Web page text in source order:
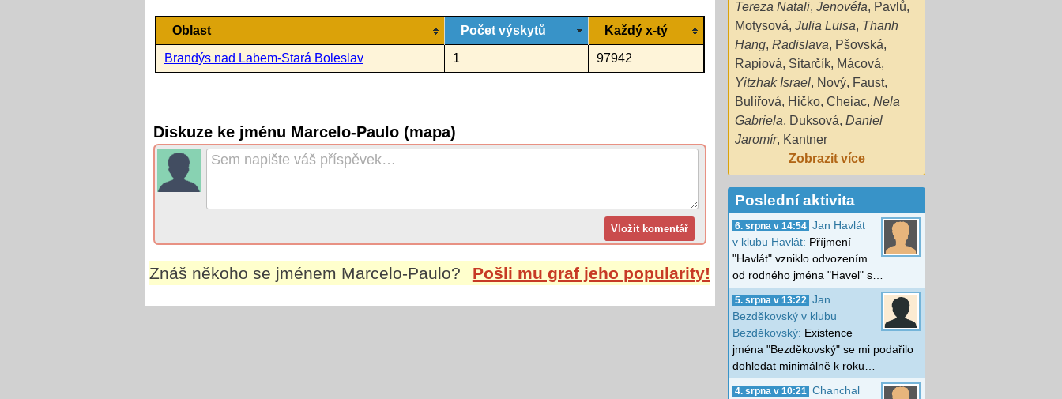
Oblast Počet výskytů Každý x-tý
Brandýs nad Labem-Stará Boleslav 1 97942
Diskuze ke jménu Marcelo-Paulo (mapa)
Znáš někoho se jménem Marcelo-Paulo? Pošli mu graf jeho popularity!
Tereza Natali, Jenovéfa, Pavlů,
Motysová, Julia Luisa, Thanh
Hang, Radislava, Pšovská,
Rapiová, Sitarčík, Mácová,
Yitzhak Israel, Nový, Faust,
Bulířová, Hičko, Cheiac, Nela
Gabriela, Duksová, Daniel
Jaromír, Kantner
Zobrazit více
Poslední aktivita
6. srpna v 14:54 Jan Havlát
v klubu Havlát: Příjmení
"Havlát" vzniklo odvozením
od rodného jména "Havel" s…
5. srpna v 13:22
Jan
Bezděkovský v klubu
Bezděkovský: Existence
jména "Bezděkovský" se mi podařilo
dohledat minimálně k roku…
4. srpna v 10:21
Chanchal